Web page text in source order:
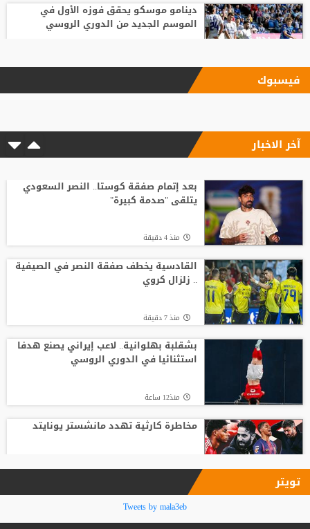
دينامو موسكو يحقق فوزه الأول في
الموسم الجديد من الدوري الروسي
الفيصلي يتعاقد مع البوركيني سيمبوري
"أنفيلد"
ميسي يصل إلى الأرجنتين.. الكشف عن
تفاصيل جنازة والده
بديل كريستيانو رونالدو .. الأهلي ينافس
النصر على صفقة عالمية كبرى
فيسبوك
آخر الاخبار
بعد إتمام صفقة كوستا.. النصر السعودي
يتلقى "صدمة كبيرة"
منذ 4 دقيقة
القادسية يخطف صفقة النصر في الصيفية
.. زلزال كروي
منذ 7 دقيقة
بشقلبة بهلوانية.. لاعب إيراني يصنع هدفا
استثنائيا في الدوري الروسي
منذ12 ساعة
مخاطرة كارثية تهدد مانشستر يونايتد
بعد صدمة يايسله.. الأهلي السعودي يحافظ
على سلاحه الدفاعي
تويتر
Tweets by mala3eb